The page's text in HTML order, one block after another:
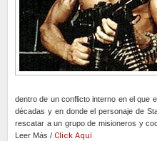
dentro de un conflicto interno en el que
décadas y en donde el personaje de
rescatar a un grupo de misioneros y
Leer Más / Click Aquí